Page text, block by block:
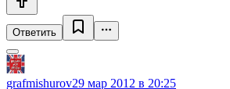
Ответить
grafmishurov29 мар 2012 в 20:25